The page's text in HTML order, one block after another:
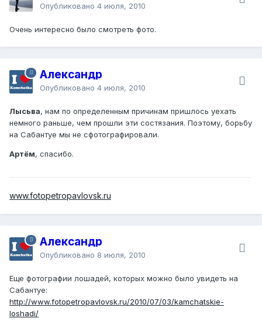
Опубликовано 4 июля, 2010
Очень интересно было смотреть фото.
Александр
Опубликовано 4 июля, 2010
Лысьва, нам по определенным причинам пришлось уехать
немного раньше, чем прошли эти состязания. Поэтому, борьбу
на Сабантуе мы не сфотографировали.
Артём, спасибо.
www.fotopetropavlovsk.ru
Александр
Опубликовано 8 июля, 2010
Еще фотографии лошадей, которых можно было увидеть на
Сабантуе:
http://www.fotopetropavlovsk.ru/2010/07/03/kamchatskie-
loshadi/